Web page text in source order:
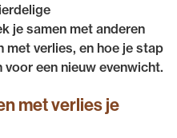
je samen met anderen
met verlies, en hoe je stap
een nieuw evenwicht.
met verlies je